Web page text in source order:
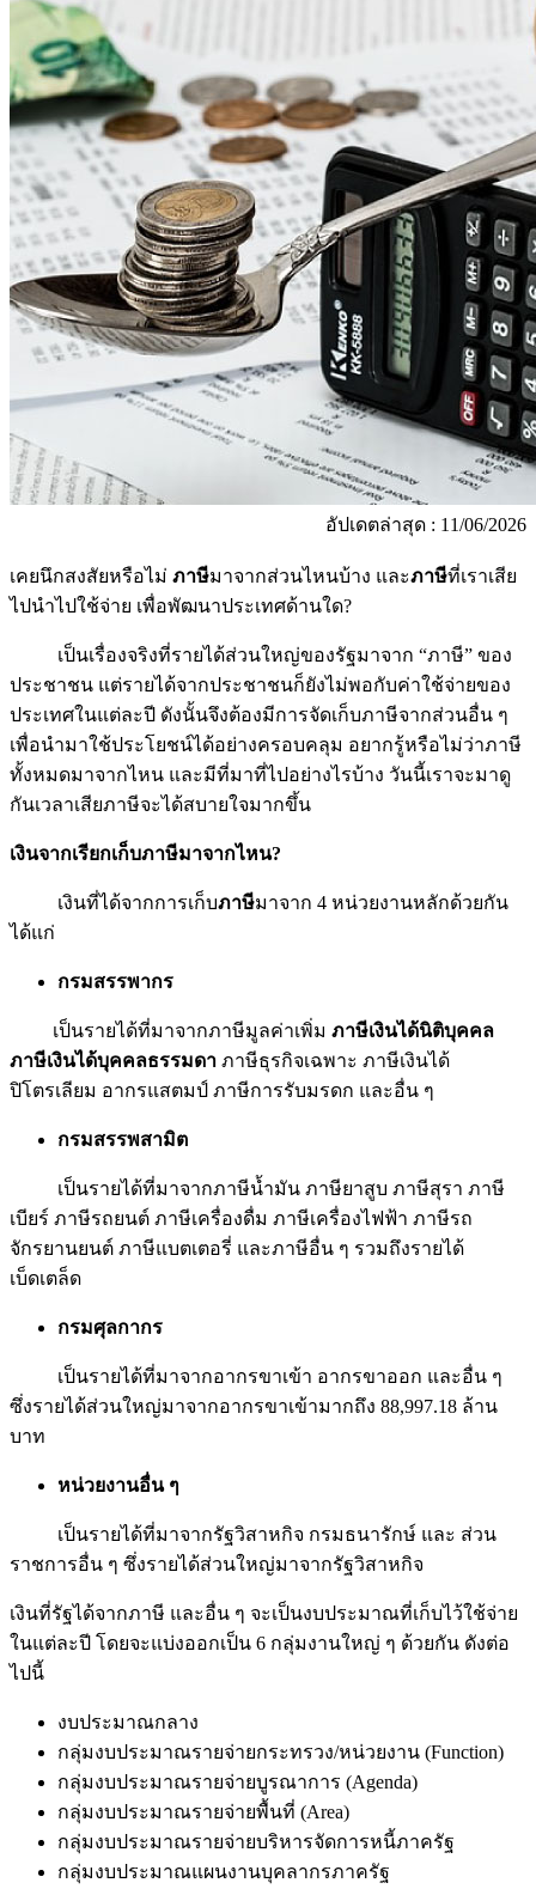
อัปเดตล่าสุด : 11/06/2026
เคยนึกสงสัยหรือไม่ ภาษีมาจากส่วนไหนบ้าง และภาษีที่เราเสีย
ไปนำไปใช้จ่าย เพื่อพัฒนาประเทศด้านใด?
เป็นเรื่องจริงที่รายได้ส่วนใหญ่ของรัฐมาจาก “ภาษี” ของ
ประชาชน แต่รายได้จากประชาชนก็ยังไม่พอกับค่าใช้จ่ายของ
ประเทศในแต่ละปี ดังนั้นจึงต้องมีการจัดเก็บภาษีจากส่วนอื่น ๆ
เพื่อนำมาใช้ประโยชน์ได้อย่างครอบคลุม อยากรู้หรือไม่ว่าภาษี
ทั้งหมดมาจากไหน และมีที่มาที่ไปอย่างไรบ้าง วันนี้เราจะมาดู
กันเวลาเสียภาษีจะได้สบายใจมากขึ้น
เงินจากเรียกเก็บภาษีมาจากไหน?
เงินที่ได้จากการเก็บภาษีมาจาก 4 หน่วยงานหลักด้วยกัน
ได้แก่
กรมสรรพากร
เป็นรายได้ที่มาจากภาษีมูลค่าเพิ่ม ภาษีเงินได้นิติบุคคล
ภาษีเงินได้บุคคลธรรมดา ภาษีธุรกิจเฉพาะ ภาษีเงินได้
ปิโตรเลียม อากรแสตมป์ ภาษีการรับมรดก และอื่น ๆ
กรมสรรพสามิต
เป็นรายได้ที่มาจากภาษีน้ำมัน ภาษียาสูบ ภาษีสุรา ภาษี
เบียร์ ภาษีรถยนต์ ภาษีเครื่องดื่ม ภาษีเครื่องไฟฟ้า ภาษีรถ
จักรยานยนต์ ภาษีแบตเตอรี่ และภาษีอื่น ๆ รวมถึงรายได้
เบ็ดเตล็ด
กรมศุลกากร
เป็นรายได้ที่มาจากอากรขาเข้า อากรขาออก และอื่น ๆ
ซึ่งรายได้ส่วนใหญ่มาจากอากรขาเข้ามากถึง 88,997.18 ล้าน
บาท
หน่วยงานอื่น ๆ
เป็นรายได้ที่มาจากรัฐวิสาหกิจ กรมธนารักษ์ และ ส่วน
ราชการอื่น ๆ ซึ่งรายได้ส่วนใหญ่มาจากรัฐวิสาหกิจ
เงินที่รัฐได้จากภาษี และอื่น ๆ จะเป็นงบประมาณที่เก็บไว้ใช้จ่าย
ในแต่ละปี โดยจะแบ่งออกเป็น 6 กลุ่มงานใหญ่ ๆ ด้วยกัน ดังต่อ
ไปนี้
งบประมาณกลาง
กลุ่มงบประมาณรายจ่ายกระทรวง/หน่วยงาน (Function)
กลุ่มงบประมาณรายจ่ายบูรณาการ (Agenda)
กลุ่มงบประมาณรายจ่ายพื้นที่ (Area)
กลุ่มงบประมาณรายจ่ายบริหารจัดการหนี้ภาครัฐ
กลุ่มงบประมาณแผนงานบุคลากรภาครัฐ